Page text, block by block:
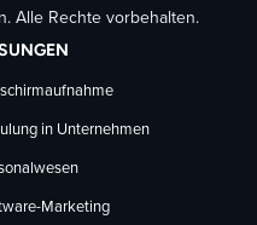
auf
YouTube
folgen
Alle Rechte vorbehalten.
in Unternehmen
Marketing